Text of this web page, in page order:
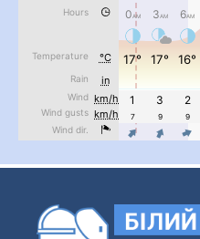
#PipIvanToday